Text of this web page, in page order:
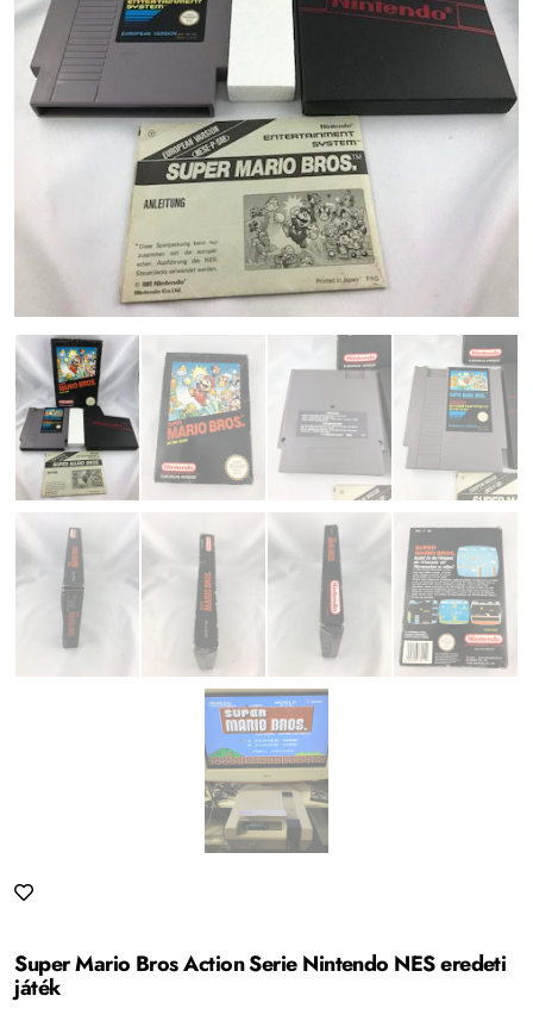
Super Mario Bros Action Serie Nintendo NES eredeti
játék